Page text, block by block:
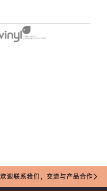
欢迎联系我们，交流与产品合作